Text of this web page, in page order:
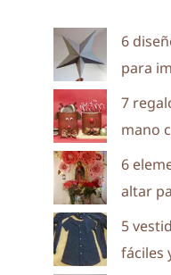
6
para
7
mano
6
altar
5
fáciles